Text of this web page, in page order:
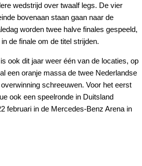
wedstrijd over twaalf legs. De vier
bovenaan staan gaan naar de
worden twee halve finales gespeeld,
de finale om de titel strijden.
ook dit jaar weer één van de locaties, op
een oranje massa de twee Nederlandse
schreeuwen. Voor het eerst
ook een speelronde in Duitsland
februari in de Mercedes-Benz Arena in